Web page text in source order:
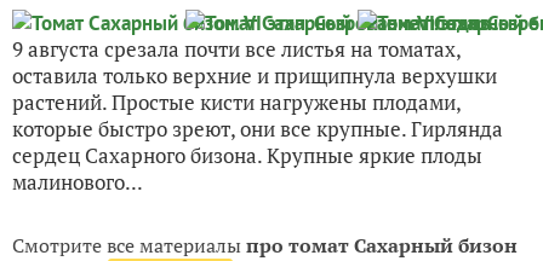
9 августа срезала почти все листья на томатах,
оставила только верхние и прищипнула верхушки
растений. Простые кисти нагружены плодами,
которые быстро зреют, они все крупные. Гирлянда
сердец Сахарного бизона. Крупные яркие плоды
малинового...
Смотрите все материалыпро томат Сахарный бизон